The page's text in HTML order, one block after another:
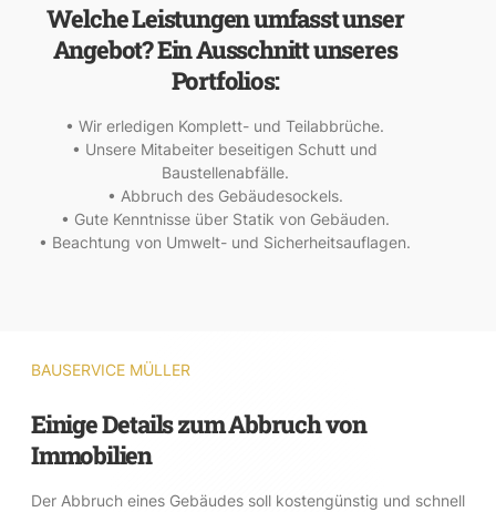
Welche Leistungen umfasst unser
Angebot? Ein Ausschnitt unseres
Portfolios:
• Wir erledigen Komplett- und Teilabbrüche.
• Unsere Mitabeiter beseitigen Schutt und
Baustellenabfälle.
• Abbruch des Gebäudesockels.
• Gute Kenntnisse über Statik von Gebäuden.
• Beachtung von Umwelt- und Sicherheitsauflagen.
BAUSERVICE MÜLLER
Einige Details zum Abbruch von
Immobilien
Der Abbruch eines Gebäudes soll kostengünstig und schnell